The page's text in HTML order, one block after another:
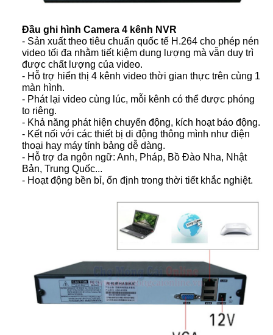
Đầu ghi hình Camera 4 kênh NVR
- Sản xuất theo tiêu chuẩn quốc tế H.264 cho phép nén
video tối đa nhằm tiết kiệm dung lượng mà vẫn duy trì
được chất lượng của video.
- Hỗ trợ hiển thị 4 kênh video thời gian thực trên cùng 1
màn hình.
- Phát lại video cùng lúc, mỗi kênh có thể được phóng
to riêng.
- Khả năng phát hiện chuyển động, kích hoạt báo động.
- Kết nối với các thiết bị di động thông mình như điện
thoại hay máy tính bảng dễ dàng.
- Hỗ trợ đa ngôn ngữ: Anh, Pháp, Bồ Đào Nha, Nhật
Bản, Trung Quốc...
- Hoạt động bền bỉ, ổn định trong thời tiết khắc nghiệt.